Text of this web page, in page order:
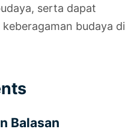
serta dapat
budaya di
Balasan